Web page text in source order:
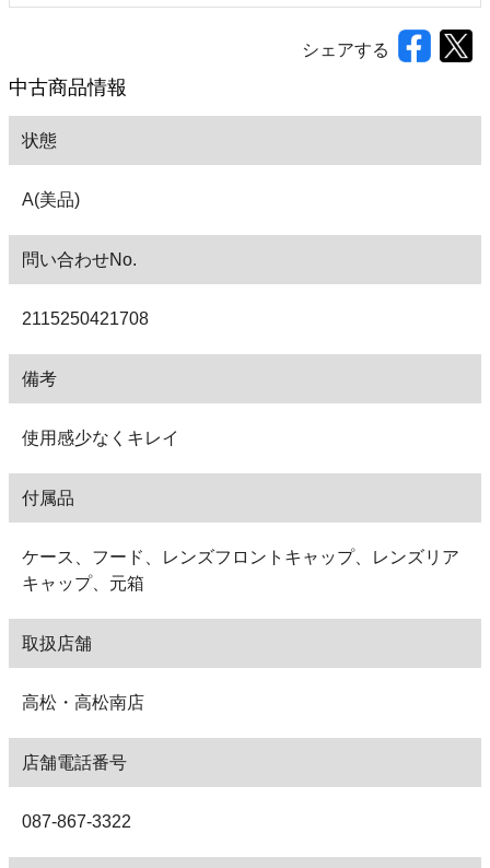
シェアする
中古商品情報
状態
A(美品)
問い合わせNo.
2115250421708
備考
使用感少なくキレイ
付属品
ケース、フード、レンズフロントキャップ、レンズリア
キャップ、元箱
取扱店舗
高松・高松南店
店舗電話番号
087-867-3322